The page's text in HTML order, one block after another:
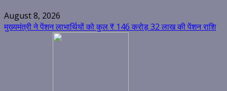
August 8, 2026
मुख्यमंत्री ने पेंशन लाभार्थियों को कुल ₹ 146 करोड़ 32 लाख की पेंशन राशि